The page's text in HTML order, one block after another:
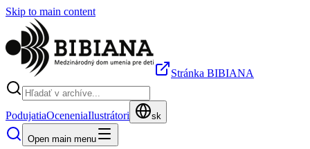
Skip to main content
Stránka BIBIANA
PodujatiaOceneniaIlustrátori sk
Open main menu